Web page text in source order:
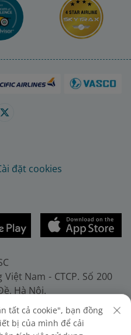
đặt cookies
Nam - CTCP. Số 200
Hà Nội.
Fax: (+84-24)
tất cả cookie", bạn đồng
bị của mình để cải